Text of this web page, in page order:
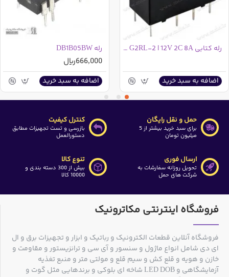
رله کتابی OMRON G2RL-2 | 12V 2C 8A
اضافه به سبد خرید
رله DB1B05BW
666,000ریال
اضافه به سبد خرید
حمل و نقل رایگان
برای سبد خرید بیشتر از 5
میلیون تومان
کنترل کیفیت
بازرسی و تست تجهیزات مطابق
دستورالعمل
ارسال فوری
تحویل روزانه سفارشات به
شرکت های حمل
تنوع کالا
بیش از 300 دسته بندی و
10000 کالا
فروشگاه اینترنتی مکاترونیک
فروشگاه آنلاین قطعات الکترونیک و رباتیک و ابزار و تجهیزات برق و ال
ای دی شامل انواع ماژول و سنسور و آی سی و ترانزیستور و مقاومت و
خازن و هویه و قلع کش و سیم قلع و مولتی متر و منبع تغذیه
آزمایشگاهی و LED DOB شاخه ای بلوکی و برندهایی مثل گوت و